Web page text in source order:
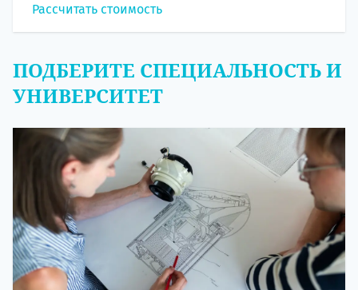
Рассчитать стоимость
ПОДБЕРИТЕ СПЕЦИАЛЬНОСТЬ И
УНИВЕРСИТЕТ